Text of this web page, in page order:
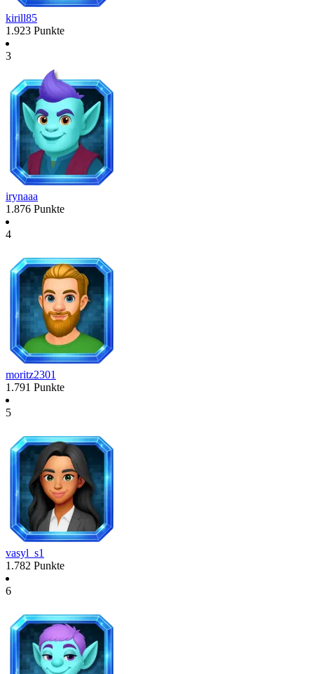
kirill85
1.923 Punkte
3
irynaaa
1.876 Punkte
4
moritz2301
1.791 Punkte
5
vasyl_s1
1.782 Punkte
6